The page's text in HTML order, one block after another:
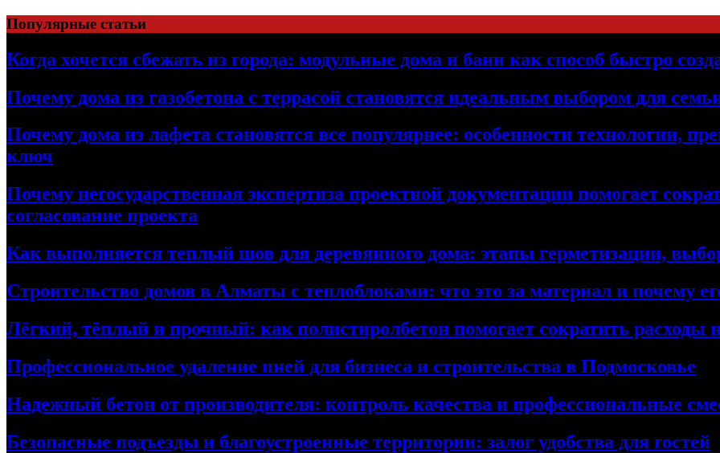
Перейти
к
содержимому
Популярные статьи
Когда хочется сбежать из города: модульные дома и бани как способ быстро
Почему дома из газобетона с террасой становятся идеальным выбором для
Почему дома из лафета становятся все популярнее: особенности технологии,
ключ
Почему негосударственная экспертиза проектной документации помогает
согласование проекта
Как выполняется теплый шов для деревянного дома: этапы герметизации,
Строительство домов в Алматы с теплоблоками: что это за материал и почему
Лёгкий, тёплый и прочный: как полистиролбетон помогает сократить расходы
Профессиональное удаление пней для бизнеса и строительства в Подмосковье
Надежный бетон от производителя: контроль качества и профессиональные
Безопасные подъезды и благоустроенные территории: залог удобства для гостей